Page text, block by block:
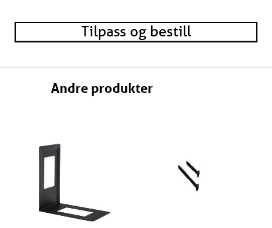
tett hyllene skal monteres, hyllene egner seg derimot
ikke i et trådkurvstativ da de kommer veldig tett
Også fin å kombinere med vårfiltmatte.
Velg bredde 72,6 cm til 80 cm skap
Tilpass og bestill
Andre produkter